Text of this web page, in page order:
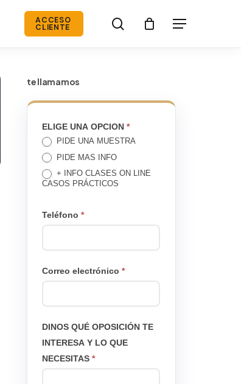
ACCESO
CLIENTE search Menú
te llamamos
TE
LLAMAMOS
ELIGE UNA OPCION*
PIDE UNA MUESTRA
PIDE MAS INFO
+ INFO CLASES ON LINE
CASOS PRÁCTICOS
Teléfono*
Correo electrónico*
DINOS QUÉ OPOSICIÓN TE
INTERESA Y LO QUE
NECESITAS*